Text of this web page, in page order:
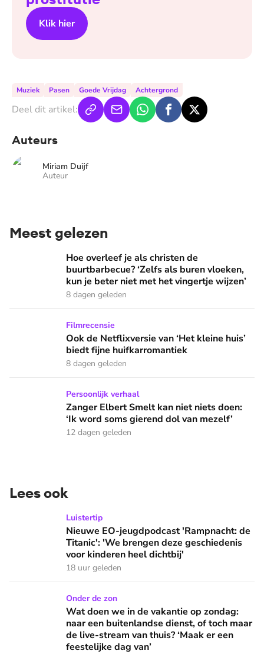
Klik hier
Muziek Pasen Goede Vrijdag Achtergrond
Deel dit artikel:
Auteurs
Miriam Duijf
Auteur
Meest gelezen
Hoe overleef je als christen de buurtbarbecue? ‘Zelfs als
Hoe overleef je als christen de
buurtbarbecue? ‘Zelfs als buren vloeken,
kun je beter niet met het vingertje wijzen’
8 dagen geleden
Ook de Netflixversie van ‘Het kleine huis’ biedt fijne
Filmrecensie
Ook de Netflixversie van ‘Het kleine huis’
biedt fijne huifkarromantiek
8 dagen geleden
Zanger Elbert Smelt kan niet niets doen: ‘Ik word soms
Persoonlijk verhaal
Zanger Elbert Smelt kan niet niets doen:
‘Ik word soms gierend dol van mezelf’
12 dagen geleden
Lees ook
Nieuwe EO-jeugdpodcast 'Rampnacht: de Titanic': 'We
Luistertip
Nieuwe EO-jeugdpodcast 'Rampnacht: de
Titanic': 'We brengen deze geschiedenis
voor kinderen heel dichtbij'
18 uur geleden
Wat doen we in de vakantie op zondag: naar een
Onder de zon
Wat doen we in de vakantie op zondag:
naar een buitenlandse dienst, of toch maar
de live-stream van thuis? ‘Maak er een
feestelijke dag van’